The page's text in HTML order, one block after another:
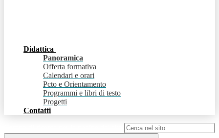
Didattica
Panoramica
Offerta formativa
Calendari e orari
Pcto e Orientamento
Programmi e libri di testo
Progetti
Contatti